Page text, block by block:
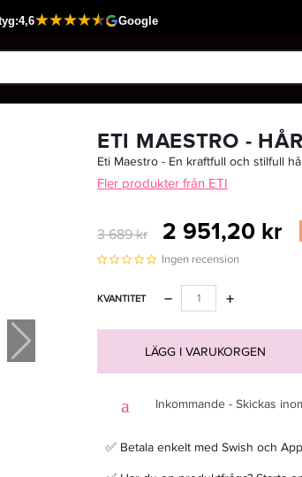
din varukorg
ETI MAESTRO -
Eti Maestro - En kraftfull och stilfull
Fler produkter från ETI
3 689 kr 2 951,20 kr
Ingen recension
KVANTITET +
−
LÄGG I VARUKORGEN
Inkommande - Skickas
✅ Betala enkelt med Swish och